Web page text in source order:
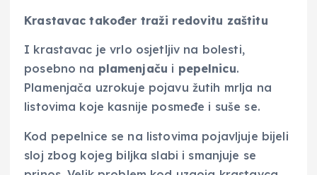
Krastavac također traži redovitu zaštitu
I krastavac je vrlo osjetljiv na bolesti,
posebno na plamenjaču i pepelnicu.
Plamenjača uzrokuje pojavu žutih mrlja na
listovima koje kasnije posmeđe i suše se.
Kod pepelnice se na listovima pojavljuje bijeli
sloj zbog kojeg biljka slabi i smanjuje se